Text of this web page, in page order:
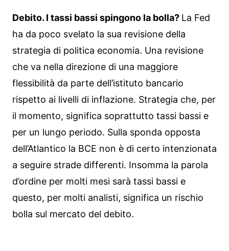
Debito. I tassi bassi spingono la bolla? La Fed
ha da poco svelato la sua revisione della
strategia di politica economia. Una revisione
che va nella direzione di una maggiore
flessibilità da parte dell’istituto bancario
rispetto ai livelli di inflazione. Strategia che, per
il momento, significa soprattutto tassi bassi e
per un lungo periodo. Sulla sponda opposta
dell’Atlantico la BCE non è di certo intenzionata
a seguire strade differenti. Insomma la parola
d’ordine per molti mesi sarà tassi bassi e
questo, per molti analisti, significa un rischio
bolla sul mercato del debito.